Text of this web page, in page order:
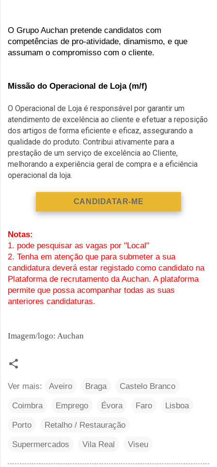
O Grupo Auchan pretende candidatos com
competências de pro-atividade, dinamismo, e que
assumam o compromisso com o cliente.
Missão do Operacional de Loja (m/f)
O Operacional de Loja é responsável por garantir um
atendimento de excelência ao cliente e efetuar a reposição
dos artigos de forma eficiente e eficaz, assegurando a
qualidade do produto. Contribui ativamente para a
prestação de um serviço de excelência ao Cliente,
melhorando a experiência geral de compra e a eficiência
operacional da loja.
CANDIDATAR-ME
Notas:
1. pode pesquisar as vagas por "Local"
2. Tenha em atenção que para submeter a sua
candidatura deverá estar registado como candidato na
Plataforma de recrutamento da Auchan. A plataforma
permite que possa acompanhar todas as suas
anteriores candidaturas.
Imagem/logo: Auchan
Ver mais: Aveiro Braga
Castelo Branco
Coimbra
Emprego Évora Faro
Lisboa
Porto
Retalho / Restauração
Supermercados
Vila Real Viseu